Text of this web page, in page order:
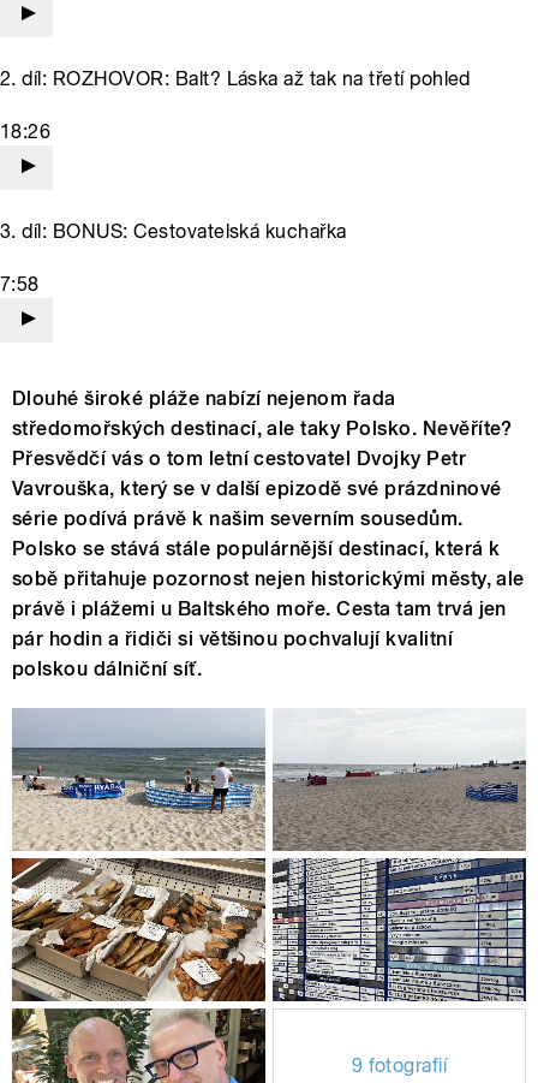
2. díl: ROZHOVOR: Balt? Láska až tak na třetí pohled
18:26
3. díl: BONUS: Cestovatelská kuchařka
7:58
Dlouhé široké pláže nabízí nejenom řada
středomořských destinací, ale taky Polsko. Nevěříte?
Přesvědčí vás o tom letní cestovatel Dvojky Petr
Vavrouška, který se v další epizodě své prázdninové
série podívá právě k našim severním sousedům.
Polsko se stává stále populárnější destinací, která k
sobě přitahuje pozornost nejen historickými městy, ale
právě i plážemi u Baltského moře. Cesta tam trvá jen
pár hodin a řidiči si většinou pochvalují kvalitní
polskou dálniční síť.
9 fotografií